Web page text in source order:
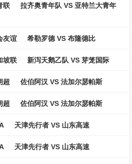
联
拉齐奥青年队 VS 亚特兰大青年
友谊 希勒罗德 VS 布隆德比
坡联 新泻天鹅乙队 VS 芽笼国际
超 佐伯阿汉 VS 法加尔瑟帕斯
超 佐伯阿汉 VS 法加尔瑟帕斯
天津先行者 VS 山东高速
天津先行者 VS 山东高速